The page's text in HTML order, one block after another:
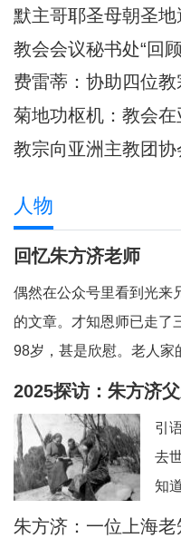
秘
宗
安
默主哥耶圣母朝圣
教会会议秘书处“回
准则和指示
费雷蒂：协助四位
际”的妇女
菊地功枢机：教会
一信仰
教宗向亚洲主教团
人物
回忆朱方济老师
偶然在公众号里看到光来
的文章。才知恩师已走了
98岁，甚是欣慰。老人家
一、和蔼可亲的英语老
永远笑眯眯。但对我们的
2025探访：朱方济
堂+后记：佘山校友
引
去
知
最
朱方济：一位上海